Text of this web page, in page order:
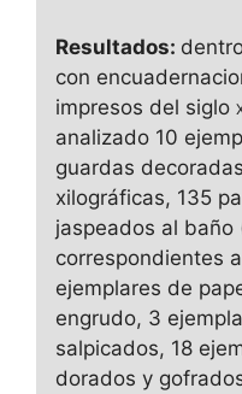
Resultados:
con
impresos del siglo
analizado 10
guardas
xilográficas, 135
jaspeados al baño
correspondientes
ejemplares de
engrudo, 3
salpicados, 18
dorados y